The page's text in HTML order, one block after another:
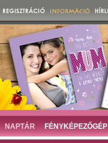
NAPTÁR FÉNYKÉPEZŐGÉP